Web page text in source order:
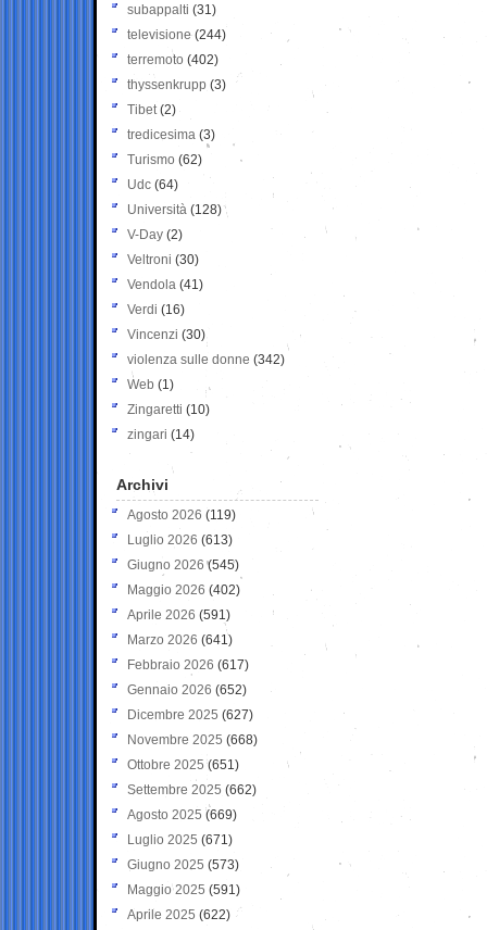
subappalti (31)
televisione(244)
terremoto (402)
thyssenkrupp (3)
Tibet(2)
tredicesima (3)
Turismo (62)
Udc (64)
Università (128)
V-Day (2)
Veltroni (30)
Vendola (41)
Verdi (16)
Vincenzi (30)
violenza sulle donne (342)
Web (1)
Zingaretti (10)
zingari (14)
Archivi
Agosto 2026 (119)
Luglio 2026 (613)
Giugno 2026 (545)
Maggio 2026 (402)
Aprile 2026 (591)
Marzo 2026 (641)
Febbraio 2026 (617)
Gennaio 2026 (652)
Dicembre 2025 (627)
Novembre 2025 (668)
Ottobre 2025 (651)
Settembre 2025 (662)
Agosto 2025 (669)
Luglio 2025 (671)
Giugno 2025 (573)
Maggio 2025 (591)
Aprile 2025 (622)